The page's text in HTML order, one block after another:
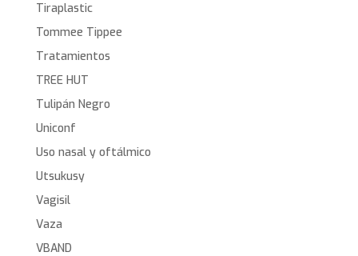
Tiraplastic
Tommee Tippee
Tratamientos
TREE HUT
Tulipán Negro
Uniconf
Uso nasal y oftálmico
Utsukusy
Vagisil
Vaza
VBAND